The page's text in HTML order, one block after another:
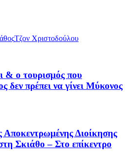
Τζον Χριστοδούλου
& ο τουρισμός που
δεν πρέπει να γίνει Μύκονος
Διοίκησης
Σκιάθο – Στο επίκεντρο